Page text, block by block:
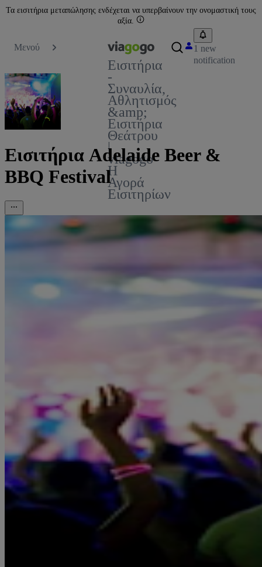
Τα εισιτήρια μεταπώλησης ενδέχεται να υπερβαίνουν την ονομαστική τους
αξία.
Μενού
Εισιτήρια
-
Συναυλία,
Αθλητισμός
&amp;
Εισιτήρια
Θεάτρου
|
viagogo
Η
Αγορά
Εισιτηρίων
1 new
notification
Εισιτήρια Adelaide Beer &
BBQ Festival